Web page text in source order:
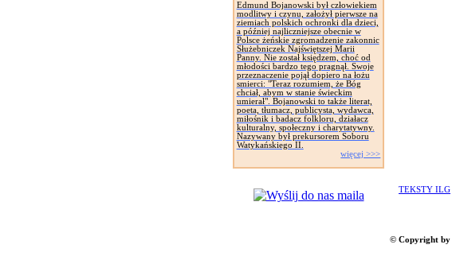
Edmund Bojanowski był człowiekiem
modlitwy i czynu, założył pierwsze na
ziemiach polskich ochronki dla dzieci,
a później najliczniejsze obecnie w
Polsce żeńskie zgromadzenie zakonnic
Służebniczek Najświętszej Marii
Panny. Nie został księdzem, choć od
młodości bardzo tego pragnął. Swoje
przeznaczenie pojął dopiero na łożu
smierci: "Teraz rozumiem, że Bóg
chciał, abym w stanie świeckim
umierał". Bojanowski to także literat,
poeta, tłumacz, publicysta, wydawca,
miłośnik i badacz folkloru, działacz
kulturalny, społeczny i charytatywny.
Nazywany był prekursorem Soboru
Watykańskiego II.
więcej >>>
TEKSTY ILG
© Copyright by